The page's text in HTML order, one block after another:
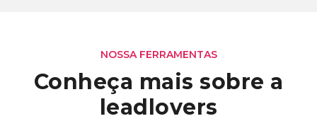
NOSSA FERRAMENTAS
Conheça mais sobre a
leadlovers